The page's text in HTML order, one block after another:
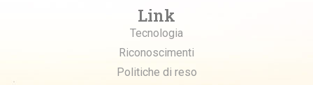
Link
Tecnologia
Riconoscimenti
Politiche di reso